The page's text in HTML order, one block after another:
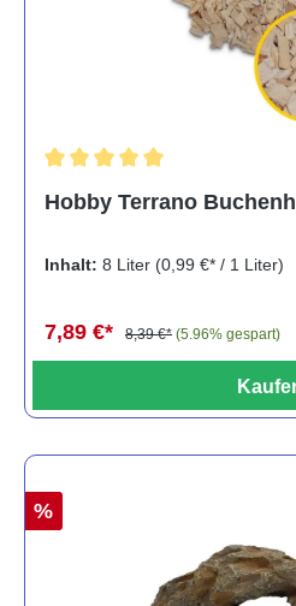
Hobby Terrano
Inhalt: 8 Liter (0,99 €* / 1 Liter)
7,89 €* 8,39 €* (5.96% gespart)
%